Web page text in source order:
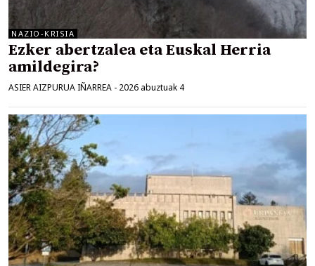
NAZIO-KRISIA
Ezker abertzalea eta Euskal Herria
amildegira?
ASIER AIZPURUA IÑARREA - 2026 abuztuak 4